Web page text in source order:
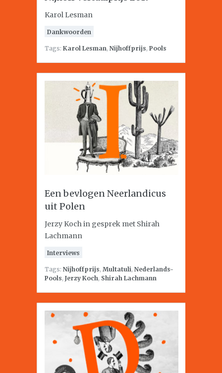
Karol Lesman
Dankwoorden
Tags: Karol Lesman, Nijhoffprijs, Pools
Een bevlogen Neerlandicus
uit Polen
Jerzy Koch in gesprek met Shirah
Lachmann
Interviews
Tags: Nijhoffprijs, Multatuli, Nederlands-
Pools, Jerzy Koch, Shirah Lachmann